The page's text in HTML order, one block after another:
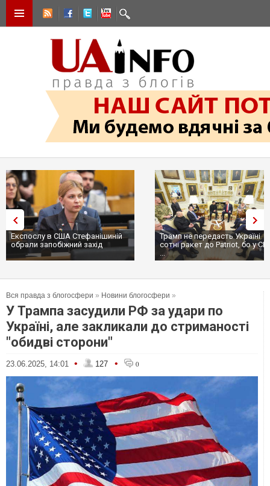
Експослу в США Стефанішиній
обрали запобіжний захід
Трамп не передасть Україні
сотні ракет до Patriot, бо у
...
Вся правда з блогосфери » Новини блогосфери »
У Трампа засудили РФ за удари по
Україні, але закликали до стриманості
"обидві сторони"
23.06.2025, 14:01 • 127 • 0